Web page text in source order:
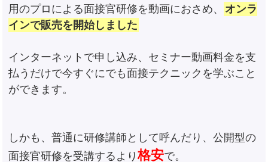
用のプロによる面接官研修を動画におさめ、
オンラ
インで販売を開始しました
インターネットで申し込み、セミナー動画料金を支
払うだけで今すぐにでも面接テクニックを学ぶこと
ができます。
しかも、普通に研修講師として呼んだり、公開型の
面接官研修を受講するより格安で。